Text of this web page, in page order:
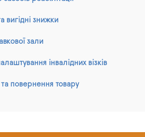
вигідні знижки
зали
інвалідних візків
повернення товару